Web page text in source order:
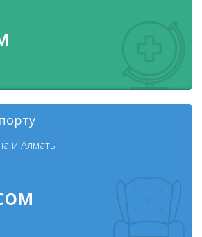
и Алматы